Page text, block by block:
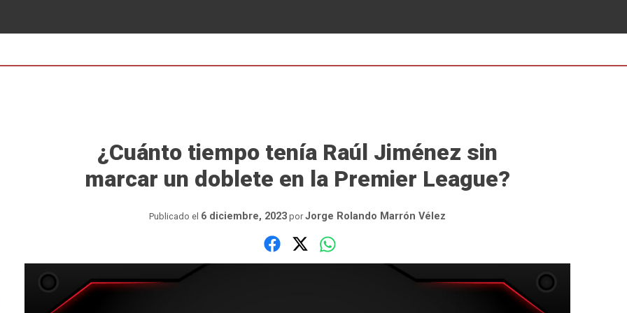
¿Cuánto tiempo tenía Raúl Jiménez sin
marcar un doblete en la Premier League?
Publicado el 6 diciembre, 2023 porJorge Rolando Marrón Vélez